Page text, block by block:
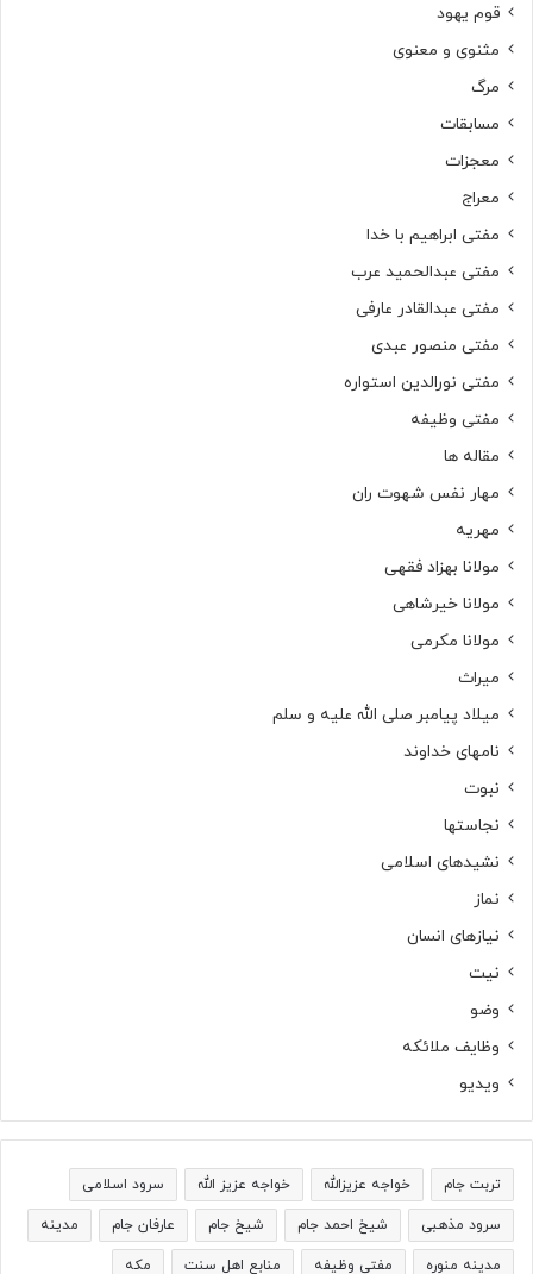
قوم یهود
مثنوی و معنوی
مرگ
مسابقات
معجزات
معراج
مفتی ابراهیم با خدا
مفتی عبدالحمید عرب
مفتی عبدالقادر عارفی
مفتی منصور عبدی
مفتی نورالدین استواره
مفتی وظیفه
مقاله ها
مهار نفس شهوت ران
مهریه
مولانا بهزاد فقهی
مولانا خیرشاهی
مولانا مکرمی
میراث
میلاد پیامبر صلی الله علیه و سلم
نامهای خداوند
نبوت
نجاستها
نشیدهای اسلامی
نماز
نیازهای انسان
نیت
وضو
وظایف ملائکه
ویدیو
تربت جام خواجه عزیزالله خواجه عزیز الله سرود اسلامی
سرود مذهبی شیخ احمد جام شیخ جام عارفان جام مدینه
مدینه منوره مفتی وظیفه منابع اهل سنت مکه